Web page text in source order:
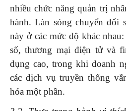
nhiều chức năng quản trị
hành. Làn sóng chuyển đổi
này ở các mức độ khác
số, thương mại điện tử và
dụng cao, trong khi doanh
các dịch vụ truyền thống
hóa một phần.